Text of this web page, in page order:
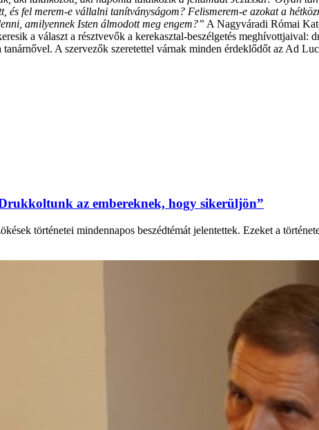
fel merem-e vállalni tanítványságom? Felismerem-e azokat a
amilyennek Isten álmodott meg engem?” A Nagyváradi Római
a választ a résztvevők a kerekasztal-beszélgetés meghívottjaival:
A szervezők szeretettel várnak minden érdeklődőt az Ad
az embereknek, hogy sikerüljön”
történetei mindennapos beszédtémát jelentettek. Ezeket a